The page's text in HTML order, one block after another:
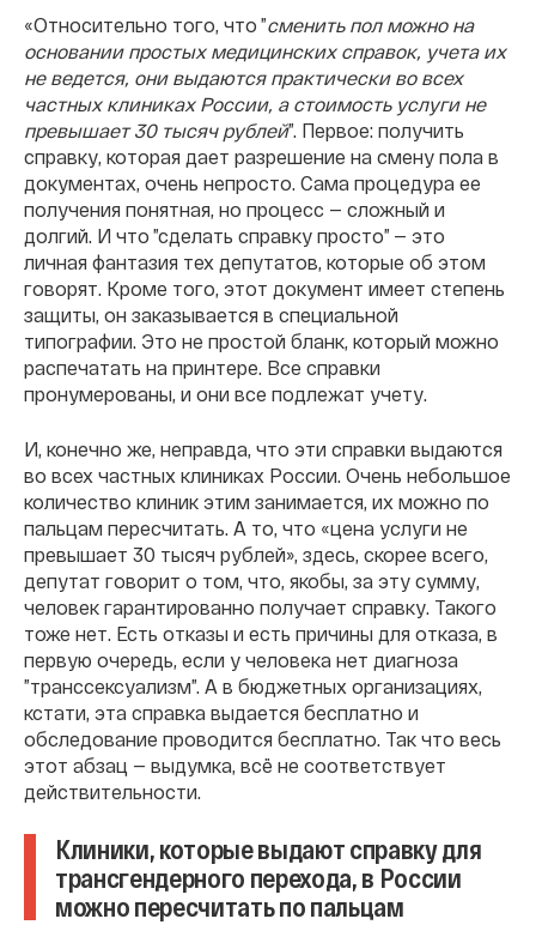
«Относительно того, что ”сменить пол можно на
основании простых медицинских справок, учета их
не ведется, они выдаются практически во всех
частных клиниках России, а стоимость услуги не
превышает 30 тысяч рублей”. Первое: получить
справку, которая дает разрешение на смену пола в
документах, очень непросто. Сама процедура ее
получения понятная, но процесс — сложный и
долгий. И что ”сделать справку просто” — это
личная фантазия тех депутатов, которые об этом
говорят. Кроме того, этот документ имеет степень
защиты, он заказывается в специальной
типографии. Это не простой бланк, который можно
распечатать на принтере. Все справки
пронумерованы, и они все подлежат учету.
И, конечно же, неправда, что эти справки выдаются
во всех частных клиниках России. Очень небольшое
количество клиник этим занимается, их можно по
пальцам пересчитать. А то, что «цена услуги не
превышает 30 тысяч рублей», здесь, скорее всего,
депутат говорит о том, что, якобы, за эту сумму,
человек гарантированно получает справку. Такого
тоже нет. Есть отказы и есть причины для отказа, в
первую очередь, если у человека нет диагноза
”транссексуализм”. А в бюджетных организациях,
кстати, эта справка выдается бесплатно и
обследование проводится бесплатно. Так что весь
этот абзац — выдумка, всё не соответствует
действительности.
Клиники, которые выдают справку для
трансгендерного перехода, в России
можно пересчитать по пальцам